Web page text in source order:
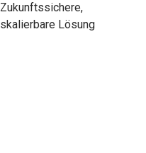
Zukunftssichere,
skalierbare Lösung